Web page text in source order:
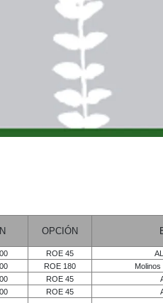
OPCIÓN
ROE 45
ROE 180
Molinos
ROE 45
ROE 45